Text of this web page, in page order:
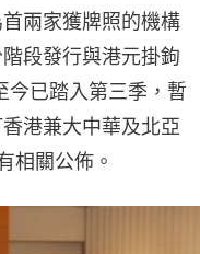
兩家獲牌照的機構
段發行與港元掛鉤
今已踏入第三季，暫
港兼大中華及北亞
相關公佈。